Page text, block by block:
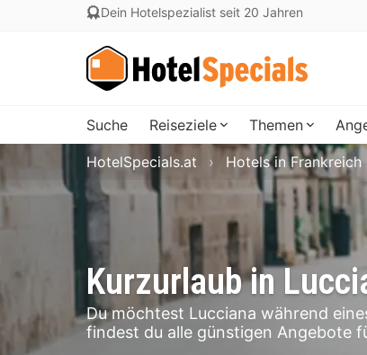
Dein Hotelspezialist seit 20 Jahren
Suche Reiseziele Themen
Kurzurlaub in
Du möchtest Lucciana während
findest du alle günstigen Angebote
HotelSpecials.at Hotels in Frankreich